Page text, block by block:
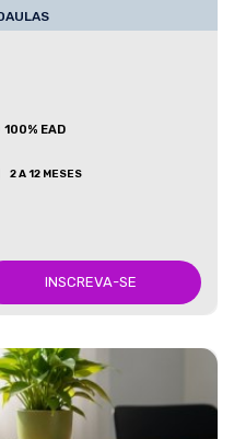
100% EAD
2 A 12 MESES
INSCREVA-SE